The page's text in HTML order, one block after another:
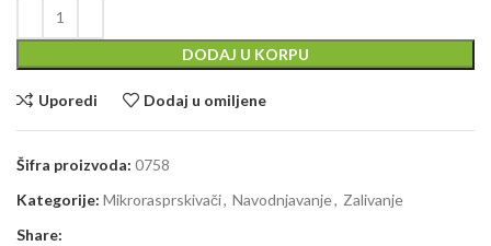
DODAJ U KORPU
Uporedi Dodaj u omiljene
Šifra proizvoda: 0758
Kategorije: Mikrorasprskivači, Navodnjavanje, Zalivanje
Share: